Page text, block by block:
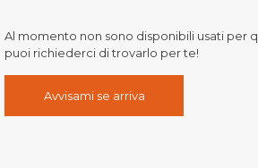
Al momento non sono disponibili usati per
puoi richiederci di trovarlo per te!
Avvisami se arriva